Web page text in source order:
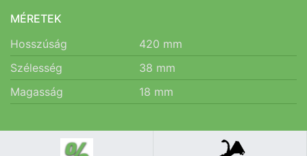
MÉRETEK
Hosszúság
420 mm
Szélesség
38 mm
Magasság
18 mm